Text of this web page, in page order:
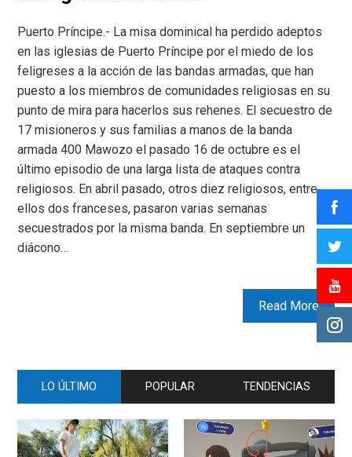
Puerto Príncipe.- La misa dominical ha perdido adeptos
en las iglesias de Puerto Príncipe por el miedo de los
feligreses a la acción de las bandas armadas, que han
puesto a los miembros de comunidades religiosas en su
punto de mira para hacerlos sus rehenes. El secuestro de
17 misioneros y sus familias a manos de la banda
armada 400 Mawozo el pasado 16 de octubre es el
último episodio de una larga lista de ataques contra
religiosos. En abril pasado, otros diez religiosos, entre
ellos dos franceses, pasaron varias semanas
secuestrados por la misma banda. En septiembre un
diácono…
Read More
LO ÚLTIMO POPULAR TENDENCIAS